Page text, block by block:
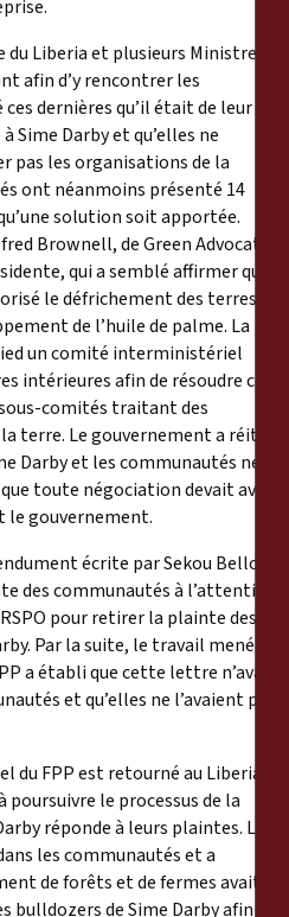
Liberia et plusieurs Ministres se
afin d’y rencontrer les
dernières qu’il était de leur
Sime Darby et qu’elles ne
pas les organisations de la
ont néanmoins présenté 14
solution soit apportée.
Brownell, de Green Advocates,
qui a semblé affirmer que le
le défrichement des terres des
de l’huile de palme. La
un comité interministériel
intérieures afin de résoudre ces
comités traitant des
terre. Le gouvernement a réitéré
Darby et les communautés ne
toute négociation devait avoir
le gouvernement.
écrite par Sekou Belloe,
des communautés à l’attention
pour retirer la plainte des
Par la suite, le travail mené au
a établi que cette lettre n’avait
et qu’elles ne l’avaient pas
du FPP est retourné au Liberia
poursuivre le processus de la
réponde à leurs plaintes. Le
les communautés et a
de forêts et de fermes avait
de Sime Darby afin d’y